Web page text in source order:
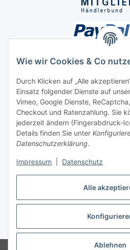
Alle
Ablehnen
Wie wir Cookies & Co
Durch Klicken auf „Alle
Einsatz folgender Dienste auf
Vimeo, Google Dienste,
Checkout und Ratenzahlung. Sie
jederzeit ändern (Fingerabdruck-
Details finden Sie unter
Datenschutzerklärung.
Impressum Datenschutz
Unsere Seiten
Social Media
Vertrag
* Alle Preise inkl. gesetzlicher USt., ** siehe
Versand